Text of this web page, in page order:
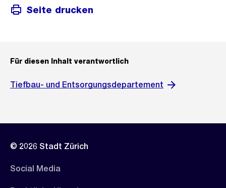
Seite drucken
Für diesen Inhalt verantwortlich
Tiefbau- und Entsorgungsdepartement
© 2026 Stadt Zürich
Social Media